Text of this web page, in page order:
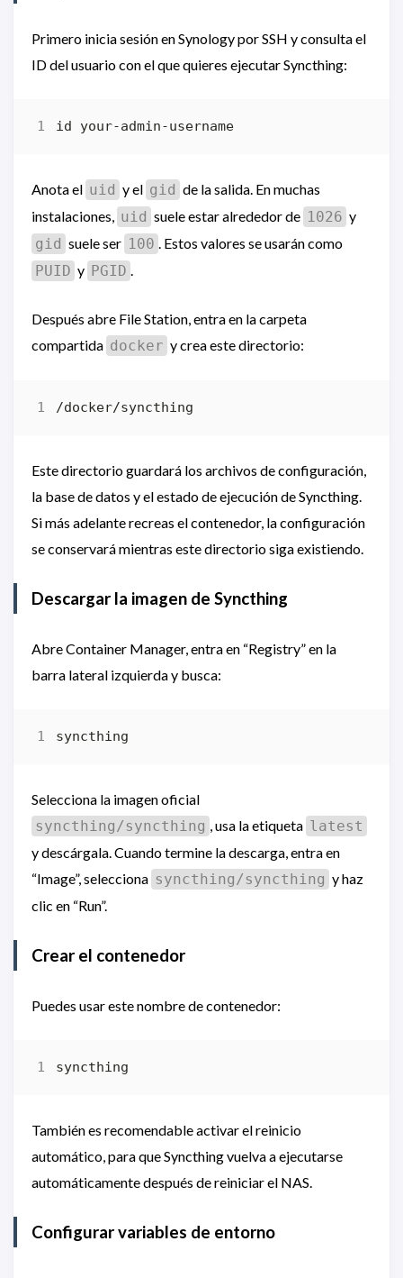
Primero inicia sesión en Synology por SSH y consulta el
ID del usuario con el que quieres ejecutar Syncthing:
Anota el uid y el gid de la salida. En muchas
instalaciones,
uid suele estar alrededor de 1026 y
gid suele ser 100
. Estos valores se usarán como
PUID y PGID
Después abre File Station, entra en la carpeta
compartida docker y crea este directorio:
Este directorio guardará los archivos de configuración,
la base de datos y el estado de ejecución de Syncthing.
Si más adelante recreas el contenedor, la configuración
se conservará mientras este directorio siga existiendo.
Descargar la imagen de Syncthing
Abre Container Manager, entra en “Registry” en la
barra lateral izquierda y busca:
Selecciona la imagen oficial
syncthing/syncthing
, usa la etiqueta latest
y descárgala. Cuando termine la descarga, entra en
“Image”, selecciona syncthing/syncthing y haz
clic en “Run”.
Crear el contenedor
Puedes usar este nombre de contenedor:
También es recomendable activar el reinicio
automático, para que Syncthing vuelva a ejecutarse
automáticamente después de reiniciar el NAS.
Configurar variables de entorno